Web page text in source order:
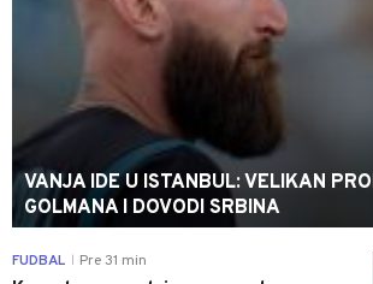
VANJA IDE U ISTANBUL: VELIKAN
GOLMANA I DOVODI SRBINA
FUDBAL Pre 31 min